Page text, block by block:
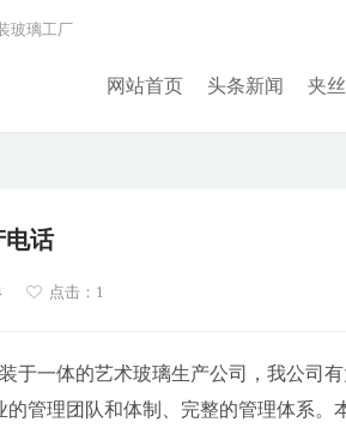
网站首页 头条新闻 夹
玻璃工厂
电话
点击：1
于一体的艺术玻璃生产公司，我公司
管理团队和体制、完整的管理体系。